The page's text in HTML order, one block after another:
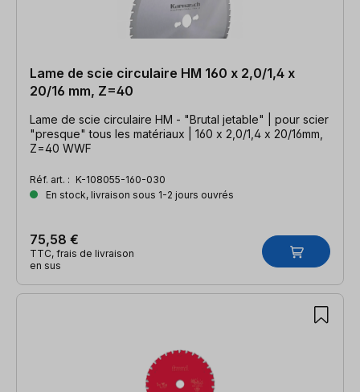
Lame de scie circulaire HM 160 x 2,0/1,4 x
20/16 mm, Z=40
Lame de scie circulaire HM - "Brutal jetable" | pour scier
"presque" tous les matériaux | 160 x 2,0/1,4 x 20/16mm,
Z=40 WWF
Réf. art. : K-108055-160-030
En stock, livraison sous 1-2 jours ouvrés
75,58 €
TTC, frais de livraison
en sus